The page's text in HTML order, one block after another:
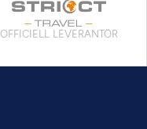
OFFICIELL LEVERANTÖR